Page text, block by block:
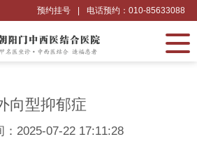
电话预约：010-85633088
预约挂号
向型抑郁症
：2025-07-22 17:11:28